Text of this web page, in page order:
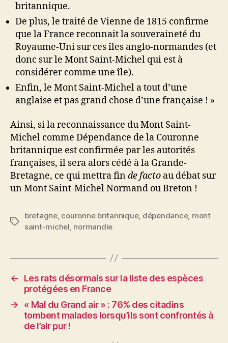
britannique.
De plus, le traité de Vienne de 1815 confirme
que la France reconnait la souveraineté du
Royaume-Uni sur ces îles anglo-normandes (et
donc sur le Mont Saint-Michel qui est à
considérer comme une île).
Enfin, le Mont Saint-Michel a tout d’une
anglaise et pas grand chose d’une française ! »
Ainsi, si la reconnaissance du Mont Saint-
Michel comme Dépendance de la Couronne
britannique est confirmée par les autorités
françaises, il sera alors cédé à la Grande-
Bretagne, ce qui mettra finde facto au débat sur
un Mont Saint-Michel Normand ou Breton !
Étiquettes
bretagne, couronne britannique, dépendance, mont
saint-michel normandie
←
Les rats désormais sur la liste des espèces
protégées en France
→
« Mal du Grand air » : 76% des citadins
tombent malades lorsqu’ils sont confrontés à
de l’air pur !